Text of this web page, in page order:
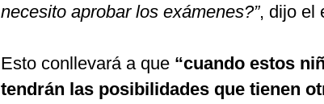
necesito aprobar los exámenes?”, dijo el
Esto conllevará a que “cuando estos
tendrán las posibilidades que tienen